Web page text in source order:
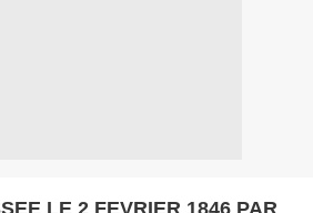
LE 2 FEVRIER 1846 PAR